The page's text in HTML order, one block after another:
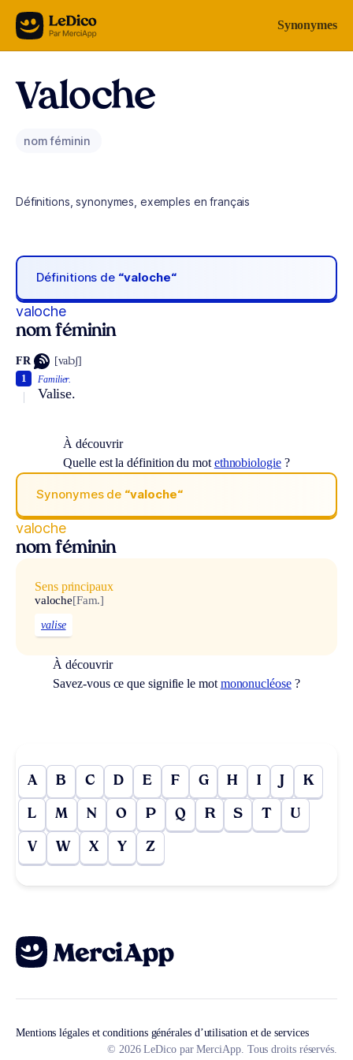
Aller au contenu Synonymes
Valoche
nom féminin
Définitions, synonymes, exemples en français
Définitions de “valoche“
valoche
nom féminin
FR [valɔʃ]
Familier.
Valise.
1
À découvrir
Quelle est la définition du mot ethnobiologie?
Synonymes de “valoche“
valoche
nom féminin
Sens principaux
valoche[Fam.]
valise
À découvrir
Savez-vous ce que signifie le mot mononucléose?
A B C D E F G H I J K
L M N O P Q R S T U
V W X Y Z
Mentions légales et conditions générales d’utilisation et de services
© 2026 LeDico par MerciApp. Tous droits réservés.